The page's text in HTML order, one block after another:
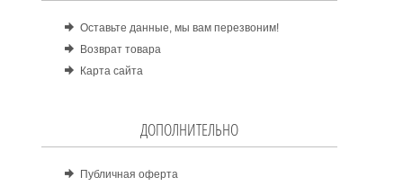
Оставьте данные, мы вам перезвоним!
Возврат товара
Карта сайта
ДОПОЛНИТЕЛЬНО
Публичная оферта